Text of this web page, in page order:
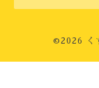
©2026 く